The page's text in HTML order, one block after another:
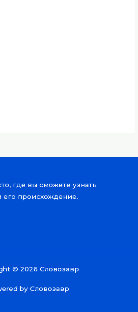
где вы сможете узнать
его происхождение.
© 2026 Словозавр
by Словозавр